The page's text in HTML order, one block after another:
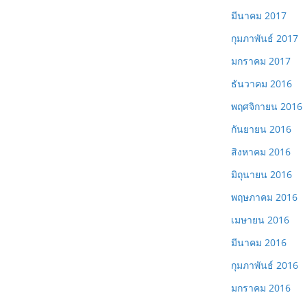
มีนาคม 2017
กุมภาพันธ์ 2017
มกราคม 2017
ธันวาคม 2016
พฤศจิกายน 2016
กันยายน 2016
สิงหาคม 2016
มิถุนายน 2016
พฤษภาคม 2016
เมษายน 2016
มีนาคม 2016
กุมภาพันธ์ 2016
มกราคม 2016